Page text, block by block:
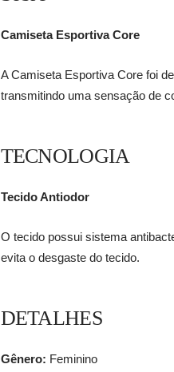
Camiseta Esportiva Core
A Camiseta Esportiva Core foi
transmitindo uma sensação de
TECNOLOGIA
Tecido Antiodor
O tecido possui sistema
evita o desgaste do tecido.
DETALHES
Gênero: Feminino